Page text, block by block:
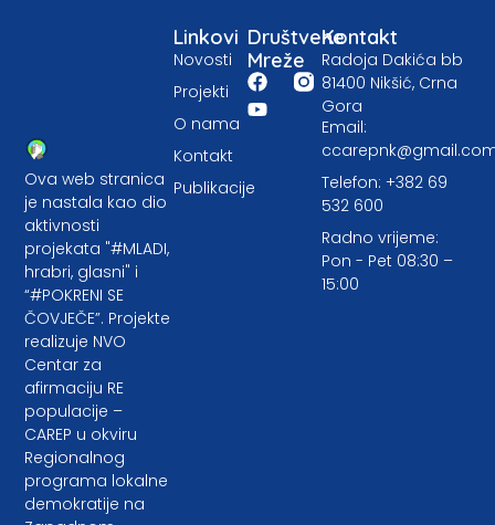
Ova web stranica
je nastala kao dio
aktivnosti
projekata "#MLADI,
hrabri, glasni" i
“#POKRENI SE
ČOVJEČE”. Projekte
realizuje NVO
Centar za
afirmaciju RE
populacije –
CAREP u okviru
Regionalnog
programa lokalne
demokratije na
Društvene
Mreže
Linkovi
Novosti
Projekti
O nama
Kontakt
Publikacije
Kontakt
Radoja Dakića bb
81400 Nikšić, Crna
Gora
Email:
Telefon: +382 69
532 600
Radno vrijeme:
Pon - Pet 08:30 –
15:00